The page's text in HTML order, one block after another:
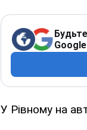
Google
У Рівному на